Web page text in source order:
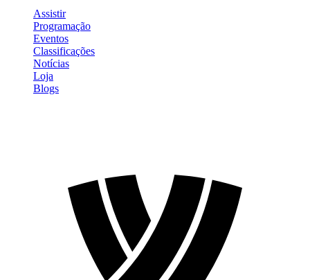
Assistir
Programação
Eventos
Classificações
Notícias
Loja
Blogs